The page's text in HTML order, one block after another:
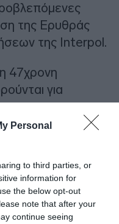
Personal
to third parties, or
information for
the below opt-out
note that after your
continue seeing
της Ερυθράς
της Interpol.
47χρονη
για